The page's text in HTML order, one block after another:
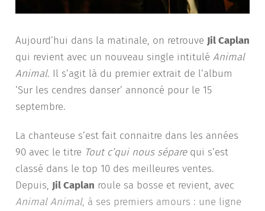
Aujourd’hui dans la matinale, on retrouve Jil Caplan
qui revient avec un nouveau single intitulé Animal
Animal. Il s’agit là du premier extrait de l’album
‘Sur les cendres danser’ annoncé pour le 15
septembre.
La chanteuse s’est fait connaitre dans les années
90 avec le titre Tout c’qui nous séparequi s’est
classé dans le top 10 des meilleures ventes.
Depuis, Jil Caplan roule sa bosse et revient, avec
Animal Animal, à ses premiers amours : une ligne